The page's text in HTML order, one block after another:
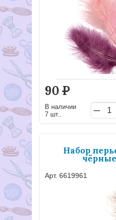
90 Р
В наличии
7 шт..
Набор
Арт. 6619961